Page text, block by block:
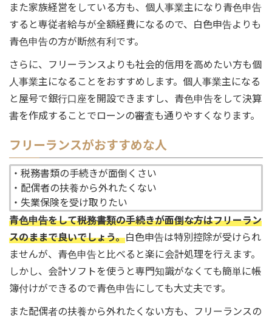
また家族経営をしている方も、個人事業主になり青色申告
すると専従者給与が全額経費になるので、白色申告よりも
青色申告の方が断然有利です。
さらに、フリーランスよりも社会的信用を高めたい方も個
人事業主になることをおすすめします。個人事業主になる
と屋号で銀行口座を開設できますし、青色申告をして決算
書を作成することでローンの審査も通りやすくなります。
フリーランスがおすすめな人
・税務書類の手続きが面倒くさい
・配偶者の扶養から外れたくない
・失業保険を受け取りたい
青色申告をして税務書類の手続きが面倒な方はフリーラン
スのままで良いでしょう。白色申告は特別控除が受けられ
ませんが、青色申告と比べると楽に会計処理を行えます。
しかし、会計ソフトを使うと専門知識がなくても簡単に帳
簿付けができるので青色申告にしても大丈夫です。
また配偶者の扶養から外れたくない方も、フリーランスの